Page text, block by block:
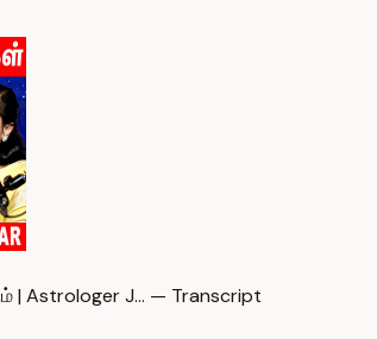
| Astrologer J… — Transcript